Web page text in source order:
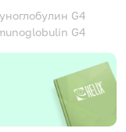
G4
G4